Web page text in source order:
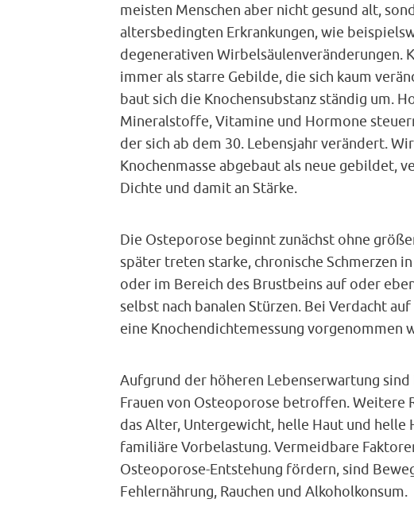
meisten Menschen aber nicht gesund alt,
altersbedingten Erkrankungen, wie
degenerativen Wirbelsäulenveränderungen.
immer als starre Gebilde, die sich kaum
baut sich die Knochensubstanz ständig um.
Mineralstoffe, Vitamine und Hormone
der sich ab dem 30. Lebensjahr verändert.
Knochenmasse abgebaut als neue gebildet,
Dichte und damit an Stärke.
Die Osteporose beginnt zunächst ohne
später treten starke, chronische Schmerzen
oder im Bereich des Brustbeins auf oder
selbst nach banalen Stürzen. Bei Verdacht
eine Knochendichtemessung vorgenommen
Aufgrund der höheren Lebenserwartung sind
Frauen von Osteoporose betroffen. Weitere
das Alter, Untergewicht, helle Haut und helle
familiäre Vorbelastung. Vermeidbare
Osteoporose-Entstehung fördern, sind
Fehlernährung, Rauchen und Alkoholkonsum.